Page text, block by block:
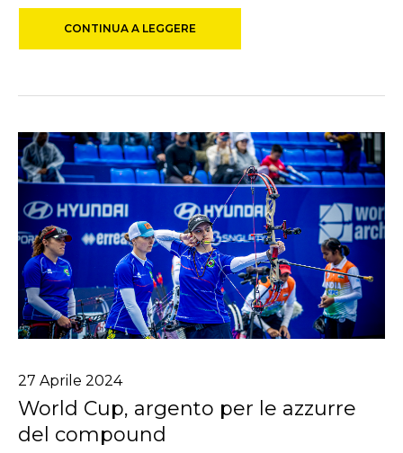
CONTINUA A LEGGERE
27 Aprile 2024
World Cup, argento per le azzurre
del compound